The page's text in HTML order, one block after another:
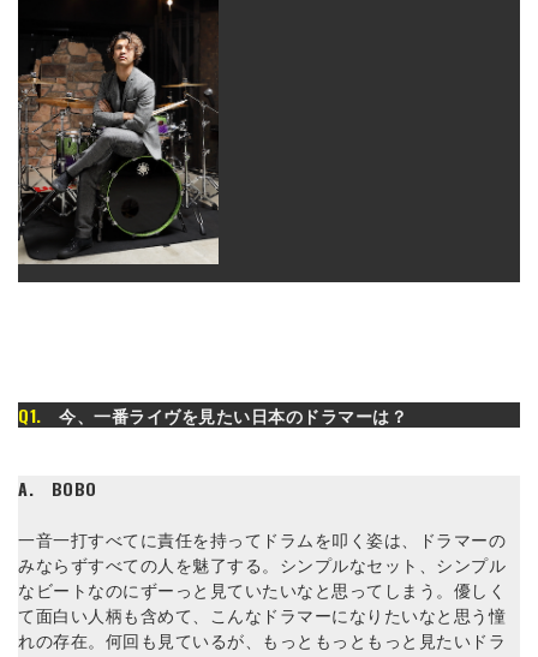
Q1. 今、一番ライヴを見たい日本のドラマーは？
A.
BOBO
一音一打すべてに責任を持ってドラムを叩く姿は、ドラマーの
みならずすべての人を魅了する。シンプルなセット、シンプル
なビートなのにずーっと見ていたいなと思ってしまう。優しく
て面白い人柄も含めて、こんなドラマーになりたいなと思う憧
れの存在。何回も見ているが、もっともっともっと見たいドラ